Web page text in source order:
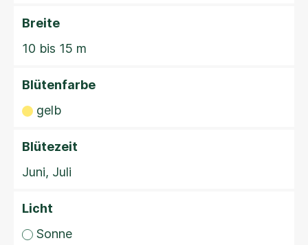
Breite
10 bis 15 m
Blütenfarbe
gelb
Blütezeit
Juni, Juli
Licht
Sonne